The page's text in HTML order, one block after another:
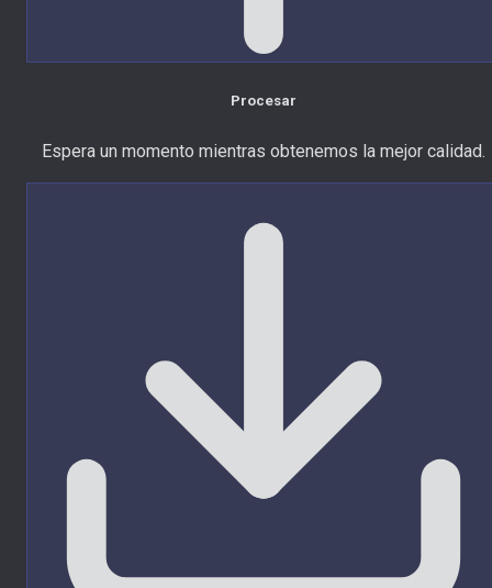
Procesar
Espera un momento mientras obtenemos la mejor calidad.